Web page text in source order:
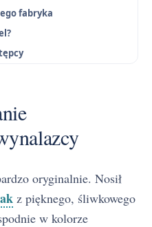
fabryka
oryginalnie. Nosił
z pięknego, śliwkowego
w kolorze